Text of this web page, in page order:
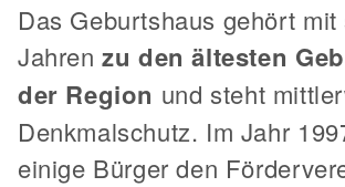
Das Geburtshaus gehört
Jahrenzu den ältesten
der Region und steht
Denkmalschutz. Im Jahr
einige Bürger den